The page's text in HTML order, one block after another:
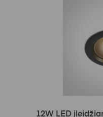
Į
12W LED